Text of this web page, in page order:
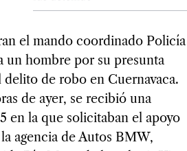
el mando coordinado Policía
un hombre por su presunta
de robo en Cuernavaca.
de ayer, se recibió una
en la que solicitaban el apoyo
agencia de Autos BMW,